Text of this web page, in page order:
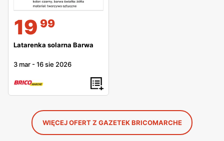
19 99
Latarenka solarna Barwa
3 mar -16 sie 2026
WIĘCEJ OFERT Z GAZETEK BRICOMARCHE